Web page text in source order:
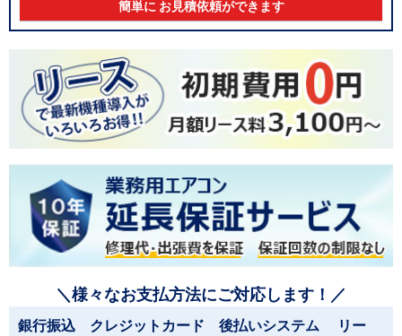
簡単に お見積依頼ができます
＼様々なお支払方法にご対応します！／
銀行振込 クレジットカード 後払いシステム リー